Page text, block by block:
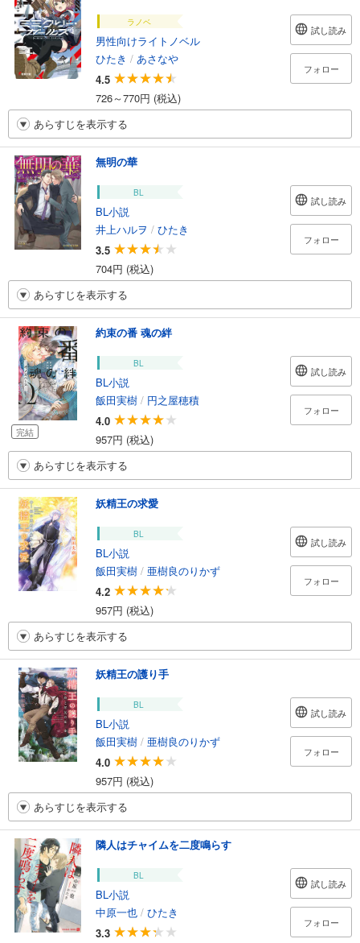
ラノベ
男性向けライトノベル
ひたき / あさなや
4.5
726～770円 (税込)
試し読み
フォロー
あらすじを表示する
無明の華
BL
BL小説
井上ハルヲ / ひたき
3.5
704円 (税込)
試し読み
フォロー
あらすじを表示する
完結
約束の番 魂の絆
BL
BL小説
飯田実樹 / 円之屋穂積
4.0
957円 (税込)
試し読み
フォロー
あらすじを表示する
妖精王の求愛
BL
BL小説
飯田実樹 / 亜樹良のりかず
4.2
957円 (税込)
試し読み
フォロー
あらすじを表示する
妖精王の護り手
BL
BL小説
飯田実樹 / 亜樹良のりかず
4.0
957円 (税込)
試し読み
フォロー
あらすじを表示する
隣人はチャイムを二度鳴らす
BL
BL小説
中原一也 / ひたき
3.3
試し読み
フォロー